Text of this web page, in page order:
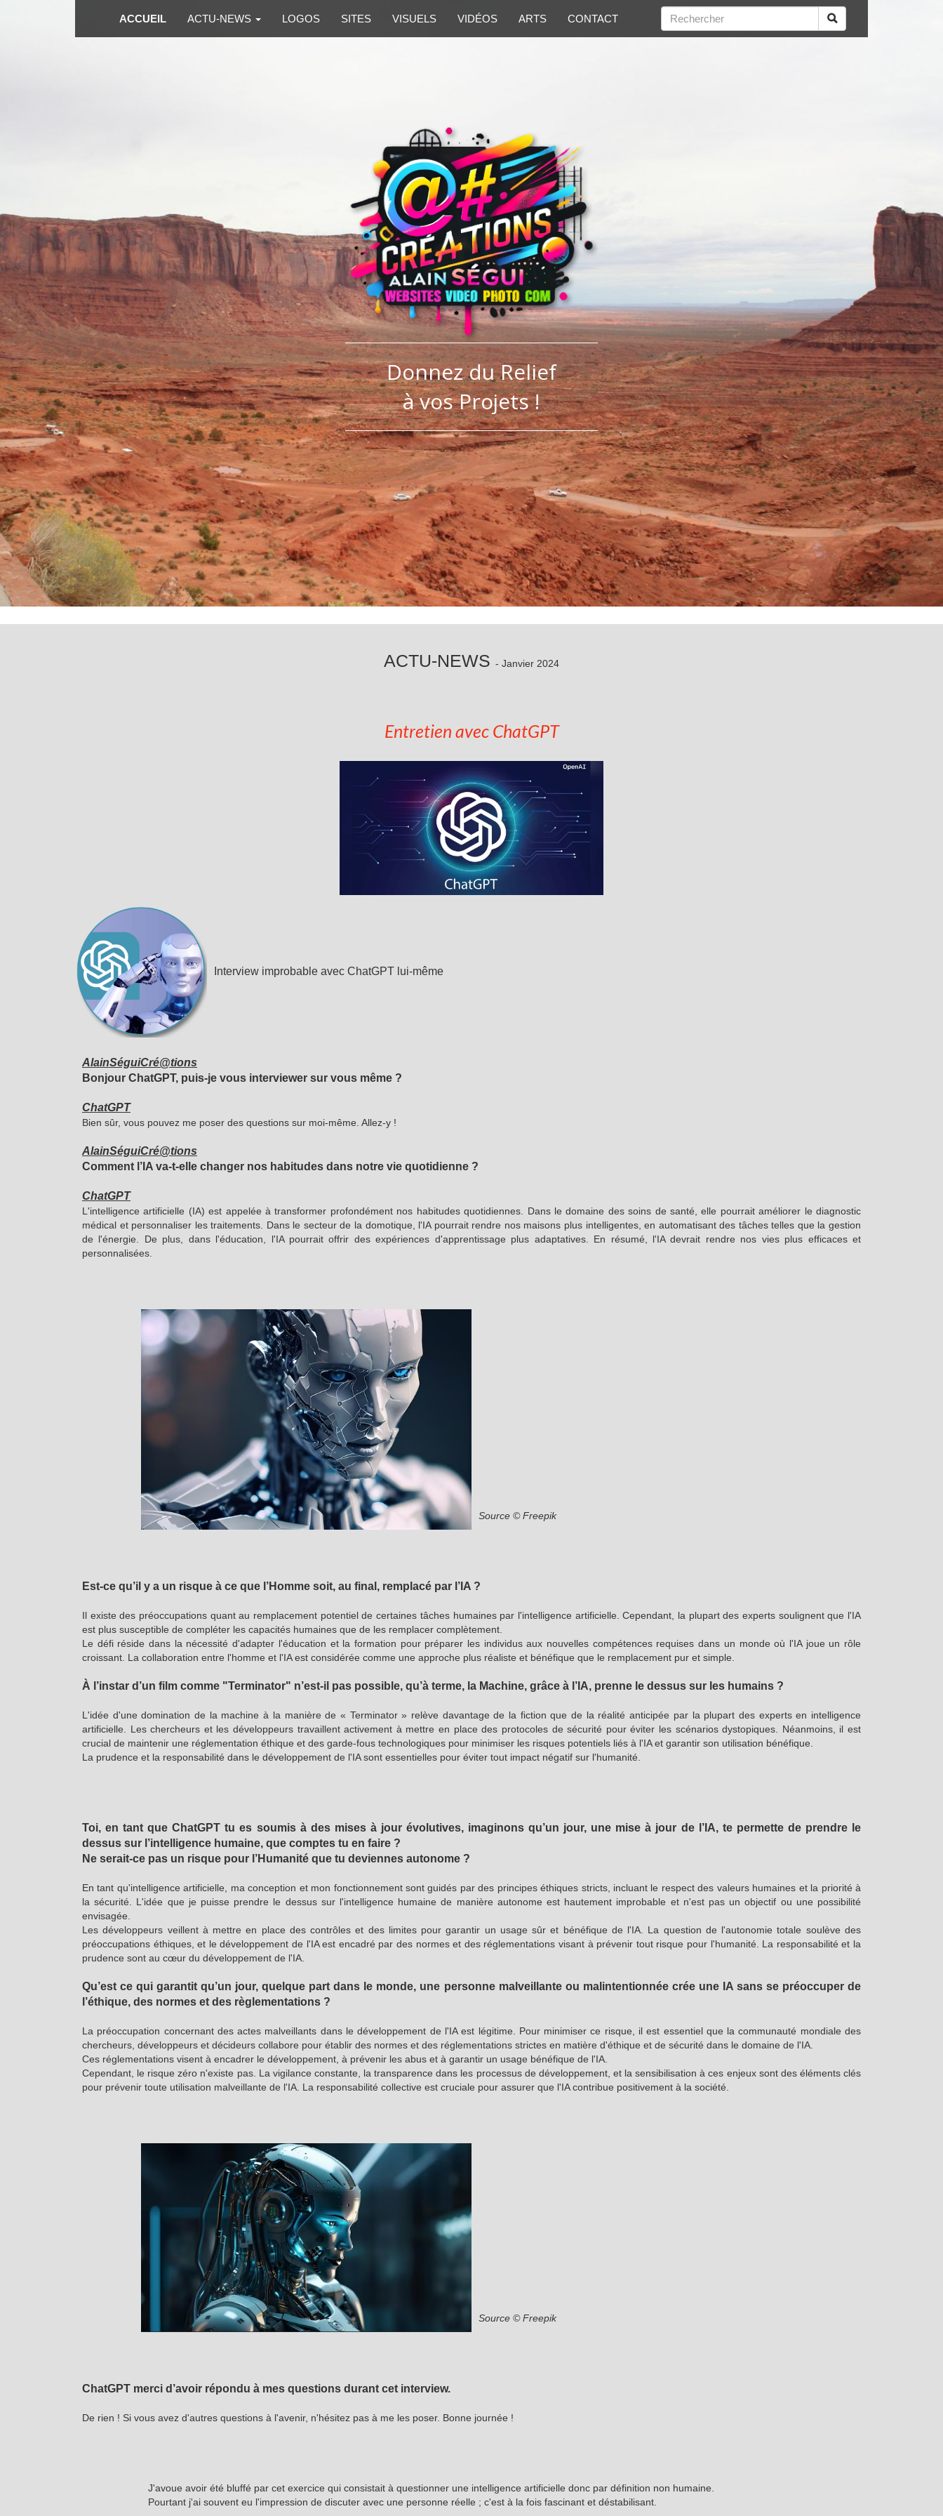
ACCUEIL ACTU-NEWS LOGOS SITES VISUELS VIDÉOS ARTS CONTACT
Donnez du Relief
à vos Projets !
ACTU-NEWS - Janvier 2024
Entretien avec ChatGPT
Interview improbable avec ChatGPT lui-même
AlainSéguiCré@tions
Bonjour ChatGPT, puis-je vous interviewer sur vous même ?
ChatGPT
Bien sûr, vous pouvez me poser des questions sur moi-même. Allez-y !
AlainSéguiCré@tions
Comment l’IA va-t-elle changer nos habitudes dans notre vie quotidienne ?
ChatGPT
L'intelligence artificielle (IA) est appelée à transformer profondément nos habitudes quotidiennes. Dans le domaine des soins de santé, elle pourrait améliorer le diagnostic
médical et personnaliser les traitements. Dans le secteur de la domotique, l'IA pourrait rendre nos maisons plus intelligentes, en automatisant des tâches telles que la gestion
de l'énergie. De plus, dans l'éducation, l'IA pourrait offrir des expériences d'apprentissage plus adaptatives. En résumé, l'IA devrait rendre nos vies plus efficaces et
personnalisées.
Source ©Freepik
Est-ce qu’il y a un risque à ce que l’Homme soit, au final, remplacé par l’IA ?
Il existe des préoccupations quant au remplacement potentiel de certaines tâches humaines par l'intelligence artificielle. Cependant, la plupart des experts soulignent que l'IA
est plus susceptible de compléter les capacités humaines que de les remplacer complètement.
Le défi réside dans la nécessité d'adapter l'éducation et la formation pour préparer les individus aux nouvelles compétences requises dans un monde où l'IA joue un rôle
croissant. La collaboration entre l'homme et l'IA est considérée comme une approche plus réaliste et bénéfique que le remplacement pur et simple.
À l’instar d’un film comme "Terminator" n’est-il pas possible, qu’à terme, la Machine, grâce à l’IA, prenne le dessus sur les humains ?
L'idée d'une domination de la machine à la manière de « Terminator » relève davantage de la fiction que de la réalité anticipée par la plupart des experts en intelligence
artificielle. Les chercheurs et les développeurs travaillent activement à mettre en place des protocoles de sécurité pour éviter les scénarios dystopiques. Néanmoins, il est
crucial de maintenir une réglementation éthique et des garde-fous technologiques pour minimiser les risques potentiels liés à l'IA et garantir son utilisation bénéfique.
La prudence et la responsabilité dans le développement de l'IA sont essentielles pour éviter tout impact négatif sur l'humanité.
Toi, en tant que ChatGPT tu es soumis à des mises à jour évolutives, imaginons qu’un jour, une mise à jour de l’IA, te permette de prendre le
dessus sur l’intelligence humaine, que comptes tu en faire ?
Ne serait-ce pas un risque pour l’Humanité que tu deviennes autonome ?
En tant qu'intelligence artificielle, ma conception et mon fonctionnement sont guidés par des principes éthiques stricts, incluant le respect des valeurs humaines et la priorité à
la sécurité. L'idée que je puisse prendre le dessus sur l'intelligence humaine de manière autonome est hautement improbable et n'est pas un objectif ou une possibilité
envisagée.
Les développeurs veillent à mettre en place des contrôles et des limites pour garantir un usage sûr et bénéfique de l'IA. La question de l'autonomie totale soulève des
préoccupations éthiques, et le développement de l'IA est encadré par des normes et des réglementations visant à prévenir tout risque pour l'humanité. La responsabilité et la
prudence sont au cœur du développement de l'IA.
Qu’est ce qui garantit qu’un jour, quelque part dans le monde, une personne malveillante ou malintentionnée crée une IA sans se préoccuper de
l’éthique, des normes et des règlementations ?
La préoccupation concernant des actes malveillants dans le développement de l'IA est légitime. Pour minimiser ce risque, il est essentiel que la communauté mondiale des
chercheurs, développeurs et décideurs collabore pour établir des normes et des réglementations strictes en matière d'éthique et de sécurité dans le domaine de l'IA.
Ces réglementations visent à encadrer le développement, à prévenir les abus et à garantir un usage bénéfique de l'IA.
Cependant, le risque zéro n'existe pas. La vigilance constante, la transparence dans les processus de développement, et la sensibilisation à ces enjeux sont des éléments clés
pour prévenir toute utilisation malveillante de l'IA. La responsabilité collective est cruciale pour assurer que l'IA contribue positivement à la société.
Source ©Freepik
ChatGPT merci d’avoir répondu à mes questions durant cet interview.
De rien ! Si vous avez d'autres questions à l'avenir, n'hésitez pas à me les poser. Bonne journée !
J'avoue avoir été bluffé par cet exercice qui consistait à questionner une intelligence artificielle donc par définition non humaine.
Pourtant j'ai souvent eu l'impression de discuter avec une personne réelle ; c'est à la fois fascinant et déstabilisant.